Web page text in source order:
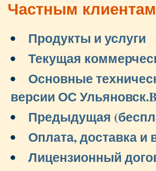
Частным клиентам
Продукты и услуги
Текущая
Основные
версии ОС
Предыдущая
Оплата, доставка и
Лицензионный